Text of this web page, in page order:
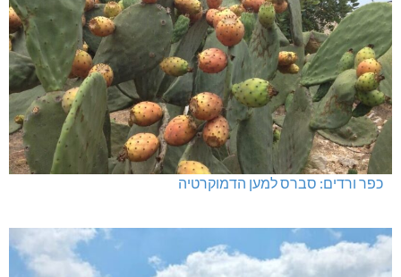
כפר ורדים: סברס למען הדמוקרטיה